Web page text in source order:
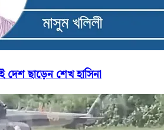
ছাড়েন শেখ হাসিনা